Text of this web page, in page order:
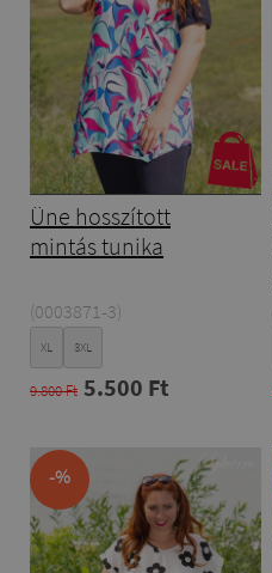
Üne hosszított
mintás tunika
(0003871-3)
XL 3XL
9.800 Ft 5.500 Ft
-%